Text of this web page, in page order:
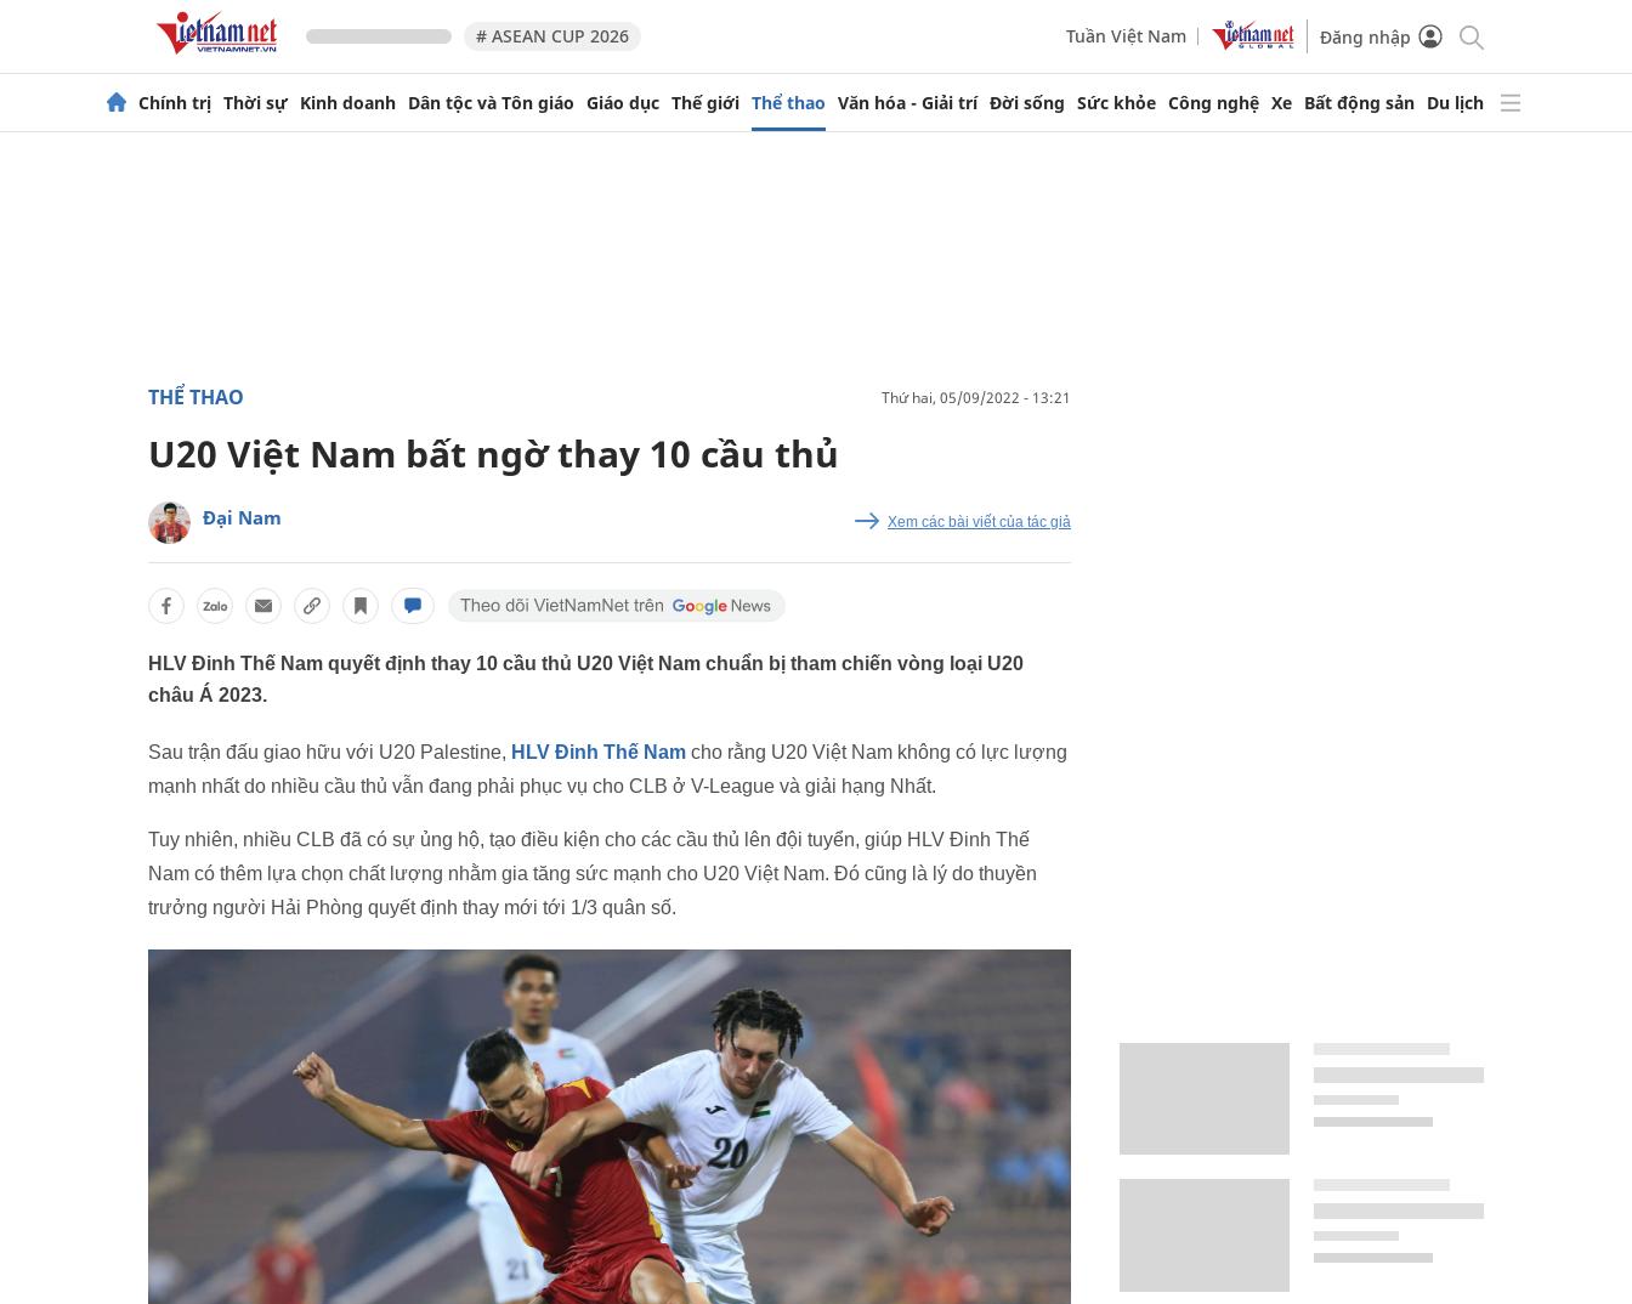
# ASEAN CUP 2026 Tuần Việt Nam Đăng nhập
Chính trị Thời sự Kinh doanh Dân tộc và Tôn giáo Giáo dục Thế giới Thể thao Văn hóa - Giải trí Đời sống Sức khỏe Công nghệ Xe Bất động sản Du lịch
THỂ THAO thứ hai, 05/09/2022 - 13:21
U20 Việt Nam bất ngờ thay 10 cầu thủ
Đại Nam Xem các bài viết của tác giả
HLV Đinh Thế Nam quyết định thay 10 cầu thủ U20 Việt Nam chuẩn bị tham chiến vòng loại U20
châu Á 2023.
Sau trận đấu giao hữu với U20 Palestine, HLV Đinh Thế Nam cho rằng U20 Việt Nam không có lực lượng
mạnh nhất do nhiều cầu thủ vẫn đang phải phục vụ cho CLB ở V-League và giải hạng Nhất.
Tuy nhiên, nhiều CLB đã có sự ủng hộ, tạo điều kiện cho các cầu thủ lên đội tuyển, giúp HLV Đinh Thế
Nam có thêm lựa chọn chất lượng nhằm gia tăng sức mạnh cho U20 Việt Nam. Đó cũng là lý do thuyền
trưởng người Hải Phòng quyết định thay mới tới 1/3 quân số.